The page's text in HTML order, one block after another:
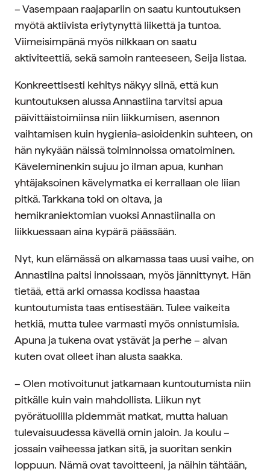
– Vasempaan raajapariin on saatu kuntoutuksen
myötä aktiivista eriytynyttä liikettä ja tuntoa.
Viimeisimpänä myös nilkkaan on saatu
aktiviteettiä, sekä samoin ranteeseen, Seija listaa.
Konkreettisesti kehitys näkyy siinä, että kun
kuntoutuksen alussa Annastiina tarvitsi apua
päivittäistoimiinsa niin liikkumisen, asennon
vaihtamisen kuin hygienia-asioidenkin suhteen, on
hän nykyään näissä toiminnoissa omatoiminen.
Käveleminenkin sujuu jo ilman apua, kunhan
yhtäjaksoinen kävelymatka ei kerrallaan ole liian
pitkä. Tarkkana toki on oltava, ja
hemikraniektomian vuoksi Annastiinalla on
liikkuessaan aina kypärä päässään.
Nyt, kun elämässä on alkamassa taas uusi vaihe, on
Annastiina paitsi innoissaan, myös jännittynyt. Hän
tietää, että arki omassa kodissa haastaa
kuntoutumista taas entisestään. Tulee vaikeita
hetkiä, mutta tulee varmasti myös onnistumisia.
Apuna ja tukena ovat ystävät ja perhe – aivan
kuten ovat olleet ihan alusta saakka.
– Olen motivoitunut jatkamaan kuntoutumista niin
pitkälle kuin vain mahdollista. Liikun nyt
pyörätuolilla pidemmät matkat, mutta haluan
tulevaisuudessa kävellä omin jaloin. Ja koulu –
jossain vaiheessa jatkan sitä, ja suoritan senkin
loppuun. Nämä ovat tavoitteeni, ja näihin tähtään,